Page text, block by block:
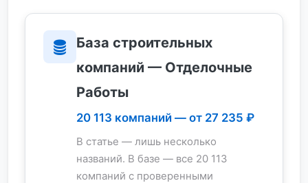
База строительных
компаний — Отделочные
Работы
20 113 компаний — от 27 235 ₽
В статье — лишь несколько
названий. В базе — все 20 113
компаний с проверенными